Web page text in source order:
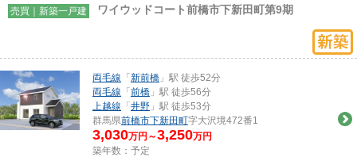
売買｜新築一戸建 ワイウッドコート前橋市下新田町第9期
両毛線 「新前橋 」駅 徒歩52分
両毛線 「前橋 」駅 徒歩56分
上越線 「井野 」駅 徒歩53分
群馬県前橋市下新田町字大沢境472番1
3,030万円～3,250万円
築年数：予定